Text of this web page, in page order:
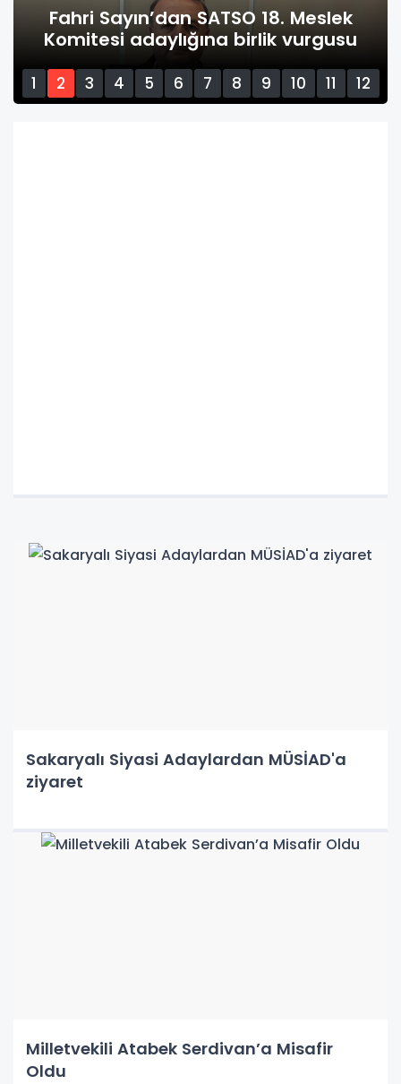
Fahri Sayın’dan SATSO 18. Meslek
Komitesi adaylığına birlik vurgusu
1 2 3 4 5 6 7 8 9 10 11
12
Sakaryalı Siyasi Adaylardan MÜSİAD'a
ziyaret
Milletvekili Atabek Serdivan’a Misafir
Oldu